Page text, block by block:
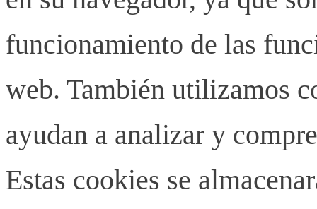
funcionamiento de las
web. También utilizamos
ayudan a analizar y
Estas cookies se